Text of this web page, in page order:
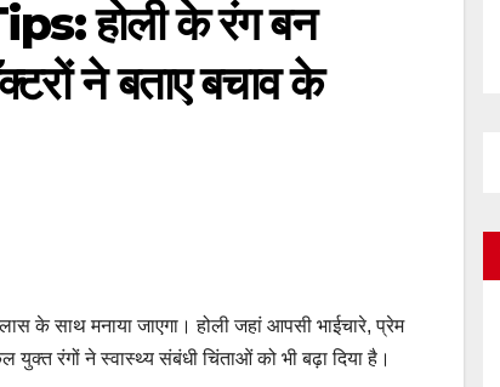
होली के रंग बन
ने बताए बचाव के
के साथ मनाया जाएगा। होली जहां आपसी भाईचारे, प्रेम
रंगों ने स्वास्थ्य संबंधी चिंताओं को भी बढ़ा दिया है।